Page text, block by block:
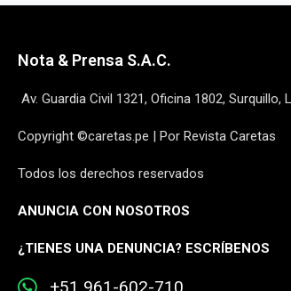
Nota & Prensa S.A.C.
Av. Guardia Civil 1321, Oficina 1802, Surquillo,
Copyright ©caretas.pe | Por Revista Caretas
Todos los derechos reservados
ANUNCIA CON NOSOTROS
¿TIENES UNA DENUNCIA? ESCRÍBENOS